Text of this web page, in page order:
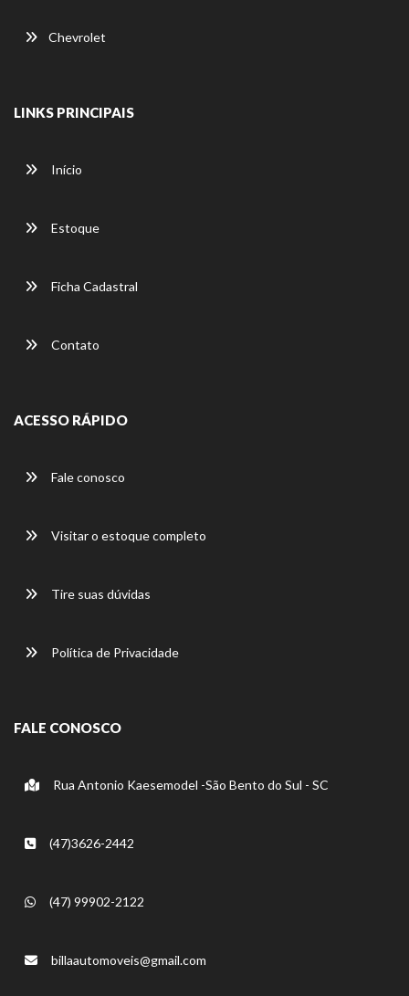
Chevrolet
LINKS PRINCIPAIS
Início
Estoque
Ficha Cadastral
Contato
ACESSO RÁPIDO
Fale conosco
Visitar o estoque completo
Tire suas dúvidas
Política de Privacidade
FALE CONOSCO
Rua Antonio Kaesemodel -São Bento do Sul - SC
(47)3626-2442
(47) 99902-2122
billaautomoveis@gmail.com